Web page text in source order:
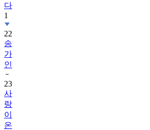
다
1
22
송
가
인
23
사
랑
이
온